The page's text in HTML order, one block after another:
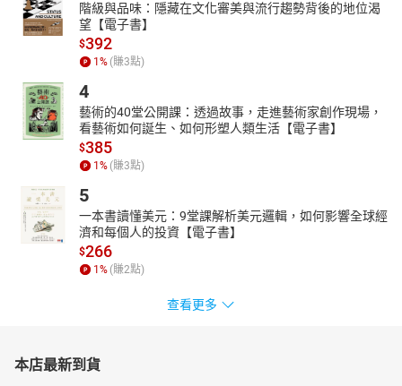
階級與品味：隱藏在文化審美與流行趨勢背後的地位渴
望【電子書】
$392
1 % (賺3點)
4
藝術的40堂公開課：透過故事，走進藝術家創作現場，
看藝術如何誕生、如何形塑人類生活【電子書】
$385
1 % (賺3點)
5
一本書讀懂美元：9堂課解析美元邏輯，如何影響全球經
濟和每個人的投資【電子書】
$266
1 % (賺2點)
查看更多
本店最新到貨